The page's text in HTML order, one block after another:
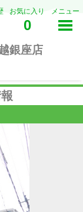
お気に入り
0
メニュー
銀座店